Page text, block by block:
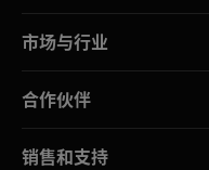
市场与行业
合作伙伴
销售和支持